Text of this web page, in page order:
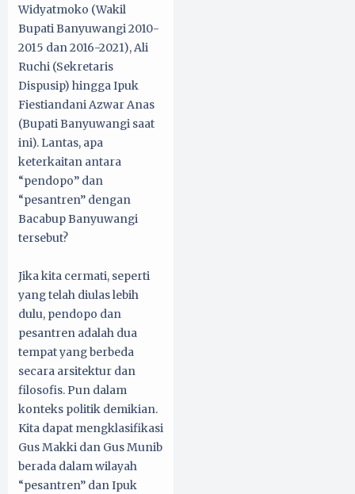
Widyatmoko (Wakil
Bupati Banyuwangi 2010-
2015 dan 2016-2021), Ali
Ruchi (Sekretaris
Dispusip) hingga Ipuk
Fiestiandani Azwar Anas
(Bupati Banyuwangi saat
ini). Lantas, apa
keterkaitan antara
“pendopo” dan
“pesantren” dengan
Bacabup Banyuwangi
tersebut?
Jika kita cermati, seperti
yang telah diulas lebih
dulu, pendopo dan
pesantren adalah dua
tempat yang berbeda
secara arsitektur dan
filosofis. Pun dalam
konteks politik demikian.
Kita dapat mengklasifikasi
Gus Makki dan Gus Munib
berada dalam wilayah
“pesantren” dan Ipuk